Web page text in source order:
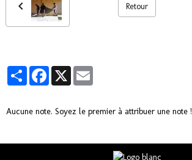
Retour
PartagerFacebook
X
Aucune note. Soyez le premier à attribuer une note !